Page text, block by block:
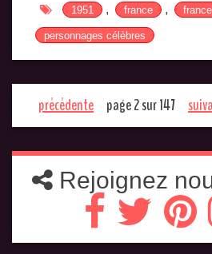
1951 , france ,
personnages célèbres
précédente page 2 sur 147
Rejoignez